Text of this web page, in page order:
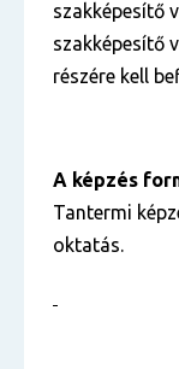
szakképesítő
szakképesítő
részére kell
A képzés
Tantermi
oktatás.